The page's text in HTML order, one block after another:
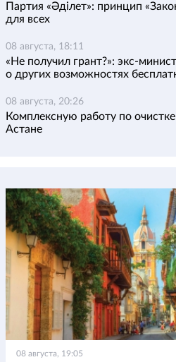
Партия «Әділет»: принцип
для всех
08 августа, 18:11
«Не получил грант?»: экс-
о других возможностях
08 августа, 20:26
Комплексную работу по
Астане
08 августа, 19:05